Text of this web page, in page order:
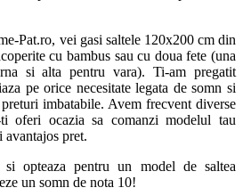
Pat.ro, vei gasi saltele 120x200 cm din
cu bambus sau cu doua fete (una
si alta pentru vara). Ti-am pregatit
pe orice necesitate legata de somn si
imbatabile. Avem frecvent diverse
oferi ocazia sa comanzi modelul tau
avantajos pret.
si opteaza pentru un model de saltea
un somn de nota 10!